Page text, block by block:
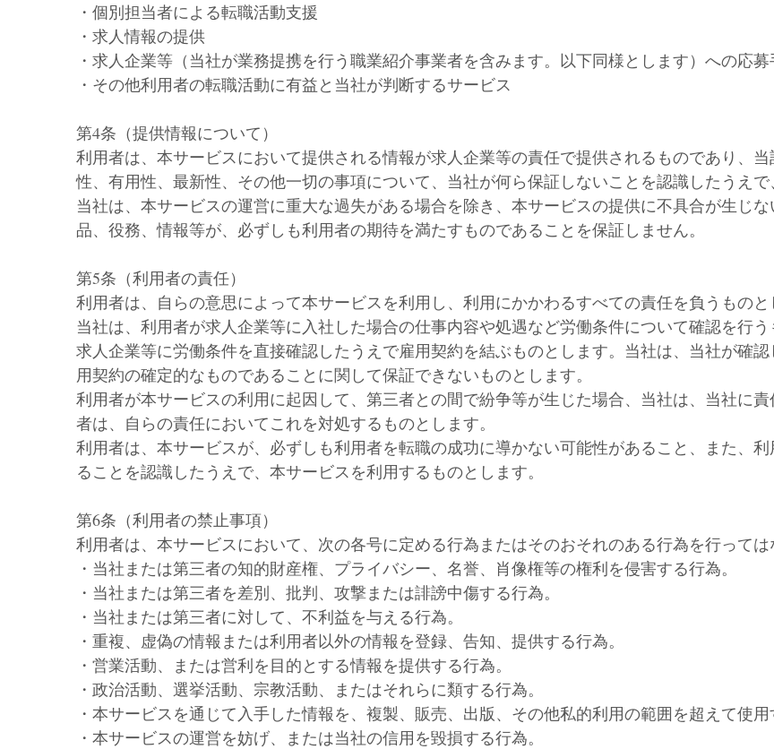
・個別担当者による転職活動支援
・求人情報の提供
・求人企業等（当社が業務提携を行う職業紹介事業者を含みます。以下同様とします）への応
・その他利用者の転職活動に有益と当社が判断するサービス
第4条（提供情報について）
利用者は、本サービスにおいて提供される情報が求人企業等の責任で提供されるものであり、
性、有用性、最新性、その他一切の事項について、当社が何ら保証しないことを認識したうえで
当社は、本サービスの運営に重大な過失がある場合を除き、本サービスの提供に不具合が生じ
品、役務、情報等が、必ずしも利用者の期待を満たすものであることを保証しません。
第5条（利用者の責任）
利用者は、自らの意思によって本サービスを利用し、利用にかかわるすべての責任を負うものと
当社は、利用者が求人企業等に入社した場合の仕事内容や処遇など労働条件について確認を行
求人企業等に労働条件を直接確認したうえで雇用契約を結ぶものとします。当社は、当社が確
用契約の確定的なものであることに関して保証できないものとします。
利用者が本サービスの利用に起因して、第三者との間で紛争等が生じた場合、当社は、当社に
者は、自らの責任においてこれを対処するものとします。
利用者は、本サービスが、必ずしも利用者を転職の成功に導かない可能性があること、また、
ることを認識したうえで、本サービスを利用するものとします。
第6条（利用者の禁止事項）
利用者は、本サービスにおいて、次の各号に定める行為またはそのおそれのある行為を行っては
・当社または第三者の知的財産権、プライバシー、名誉、肖像権等の権利を侵害する行為。
・当社または第三者を差別、批判、攻撃または誹謗中傷する行為。
・当社または第三者に対して、不利益を与える行為。
・重複、虚偽の情報または利用者以外の情報を登録、告知、提供する行為。
・営業活動、または営利を目的とする情報を提供する行為。
・政治活動、選挙活動、宗教活動、またはそれらに類する行為。
・本サービスを通じて入手した情報を、複製、販売、出版、その他私的利用の範囲を超えて使用
・本サービスの運営を妨げ、または当社の信用を毀損する行為。